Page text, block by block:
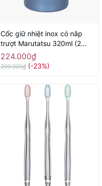
Cốc giữ nhiệt inox có nắp
trượt Marutatsu 320ml (2
màu blue, pink)
224.000₫
290.000₫ (-23%)